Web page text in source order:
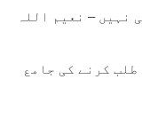
نہیں – نعیم اللہ
طلب کرنے کی جامع